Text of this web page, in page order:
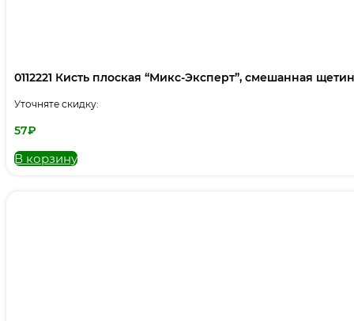
0112221 Кисть плоская “Микс-Эксперт”, смешанная
Уточняте скидку:
57₽
В корзину